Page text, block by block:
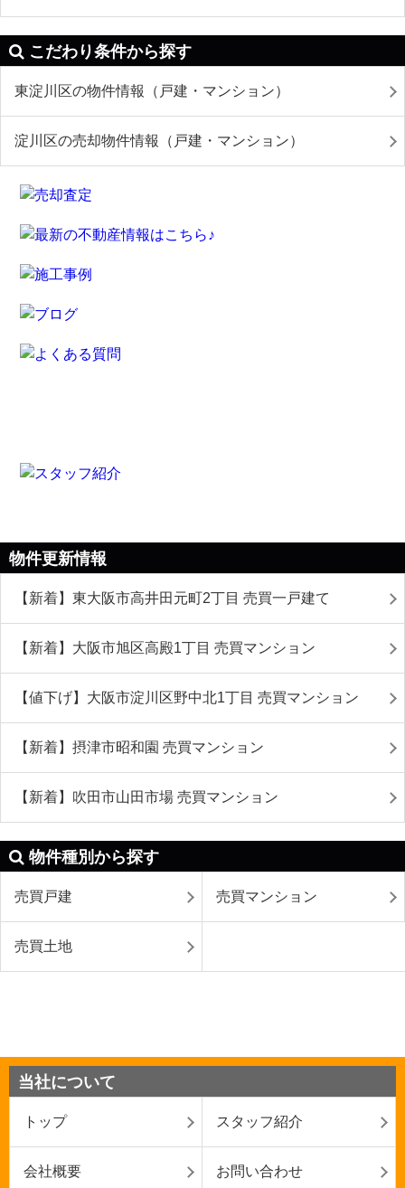
こだわり条件から探す
東淀川区の物件情報（戸建・マンション）
淀川区の売却物件情報（戸建・マンション）
物件更新情報
【新着】東大阪市高井田元町2丁目 売買一戸建て
【新着】大阪市旭区高殿1丁目 売買マンション
【値下げ】大阪市淀川区野中北1丁目 売買マンション
【新着】摂津市昭和園 売買マンション
【新着】吹田市山田市場 売買マンション
物件種別から探す
売買戸建 売買マンション
売買土地
当社について
トップ スタッフ紹介
会社概要 お問い合わせ